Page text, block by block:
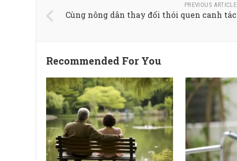
PREVIOUS ARTICLE
Cùng nông dân thay đổi thói quen canh tác
Recommended For You